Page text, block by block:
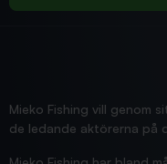
Jensa
Mieko Fishing vill genom
de ledande aktörerna på